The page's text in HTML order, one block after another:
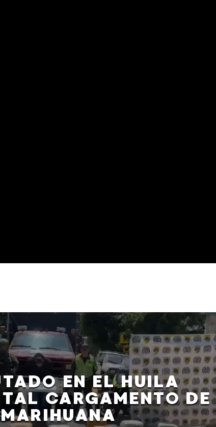
EN EL HUILA
CARGAMENTO DE
MARIHUANA